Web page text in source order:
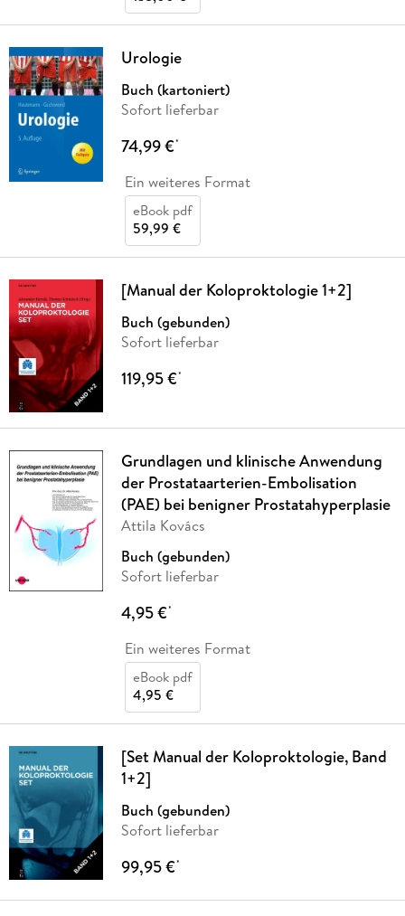
Urologie
Buch (kartoniert)
Sofort lieferbar
74,99 €*
Ein weiteres Format
eBook pdf
59,99 €
[Manual der Koloproktologie 1+2]
Buch (gebunden)
Sofort lieferbar
119,95 €*
Grundlagen und klinische Anwendung
der Prostataarterien-Embolisation
(PAE) bei benigner Prostatahyperplasie
Attila Kovács
Buch (gebunden)
Sofort lieferbar
4,95 €*
Ein weiteres Format
eBook pdf
4,95 €
[Set Manual der Koloproktologie, Band
1+2]
Buch (gebunden)
Sofort lieferbar
99,95 €*